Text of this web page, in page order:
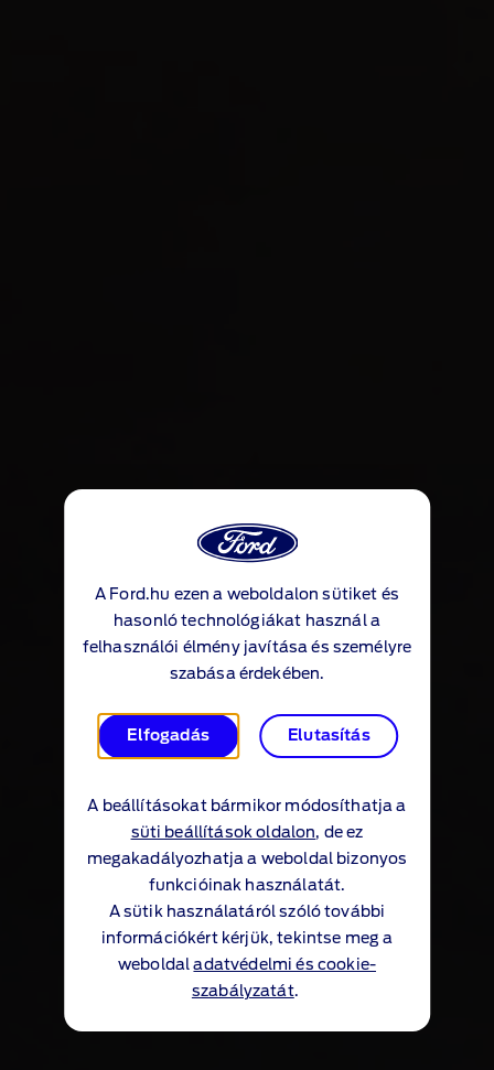
A Ford.hu ezen a weboldalon sütiket és
hasonló technológiákat használ a
felhasználói élmény javítása és személyre
szabása érdekében.
Elfogadás Elutasítás
A beállításokat bármikor módosíthatja a
süti beállítások oldalon, de ez
megakadályozhatja a weboldal bizonyos
funkcióinak használatát.
A sütik használatáról szóló további
információkért kérjük, tekintse meg a
weboldaladatvédelmi és cookie-
szabályzatát.